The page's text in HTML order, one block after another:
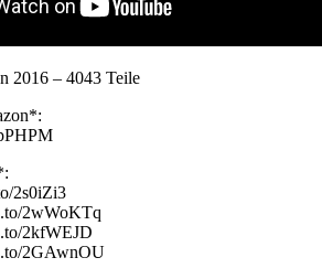
2016 – 4043 Teile
2s0iZi3
2wWoKTq
2kfWEJD
2GAwnOU